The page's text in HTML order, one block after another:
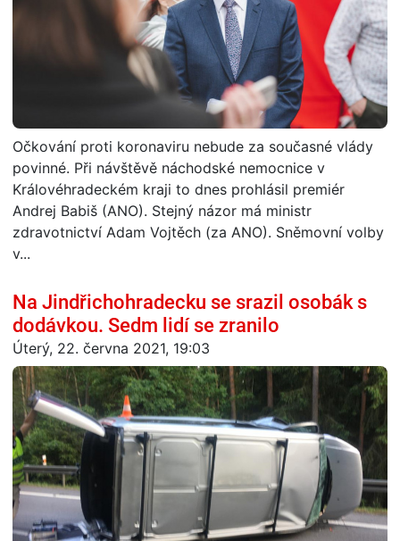
Očkování proti koronaviru nebude za současné vlády
povinné. Při návštěvě náchodské nemocnice v
Královéhradeckém kraji to dnes prohlásil premiér
Andrej Babiš (ANO). Stejný názor má ministr
zdravotnictví Adam Vojtěch (za ANO). Sněmovní volby
v...
Na Jindřichohradecku se srazil osobák s
dodávkou. Sedm lidí se zranilo
Úterý, 22. června 2021, 19:03